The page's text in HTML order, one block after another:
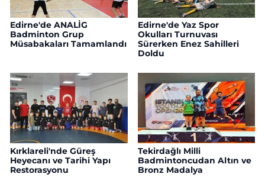
Edirne'de ANALİG
Badminton Grup
Müsabakaları Tamamlandı
Edirne'de Yaz Spor
Okulları Turnuvası
Sürerken Enez Sahilleri
Doldu
Kırklareli'nde Güreş
Heyecanı ve Tarihi Yapı
Restorasyonu
Tekirdağlı Milli
Badmintoncudan Altın ve
Bronz Madalya